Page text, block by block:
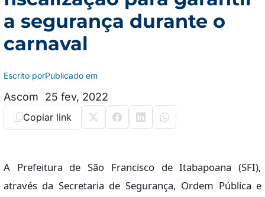
a segurança durante o
carnaval
Escrito por
Ascom
Publicado em
25 fev, 2022
Copiar link
A Prefeitura de São Francisco de Itabapoana (SFI),
através da Secretaria de Segurança, Ordem Pública e